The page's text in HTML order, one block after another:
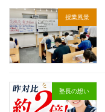
ペ
ー
ジ
り
授業風景
塾長の想い